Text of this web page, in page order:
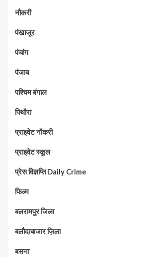
नौकरी
पंखाजूर
पंचांग
पंजाब
पश्चिम बंगाल
पिथौरा
प्राइवेट नौकरी
प्राइवेट स्कूल
प्रेस विज्ञप्ति Daily Crime
फिल्म
बलरामपुर जिला
बलौदाबाजार ज़िला
बसना